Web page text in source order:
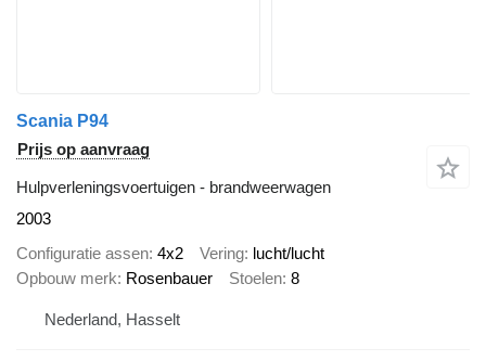
Scania P94
Prijs op aanvraag
Hulpverleningsvoertuigen - brandweerwagen
2003
Configuratie assen 4x2 Vering lucht/lucht
Opbouw merk Rosenbauer Stoelen 8
Nederland, Hasselt